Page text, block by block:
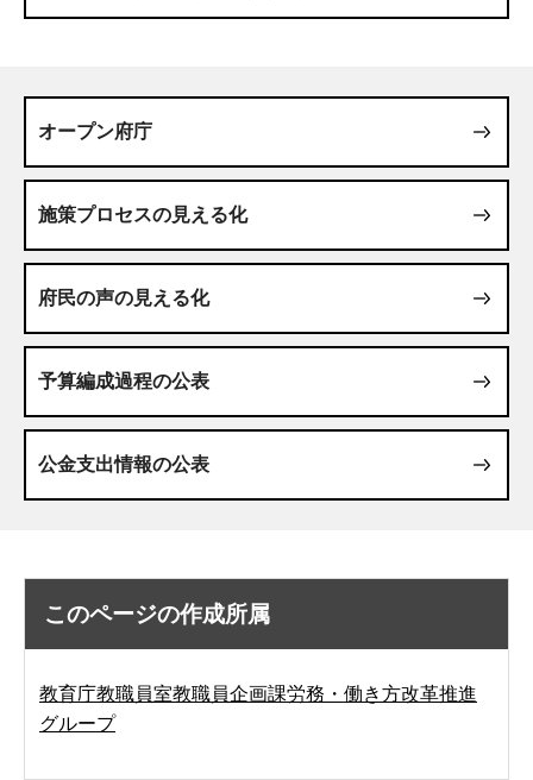
オープン府庁
施策プロセスの見える化
府民の声の見える化
予算編成過程の公表
公金支出情報の公表
このページの作成所属
教育庁教職員室教職員企画課労務・働き方改革推進
グループ